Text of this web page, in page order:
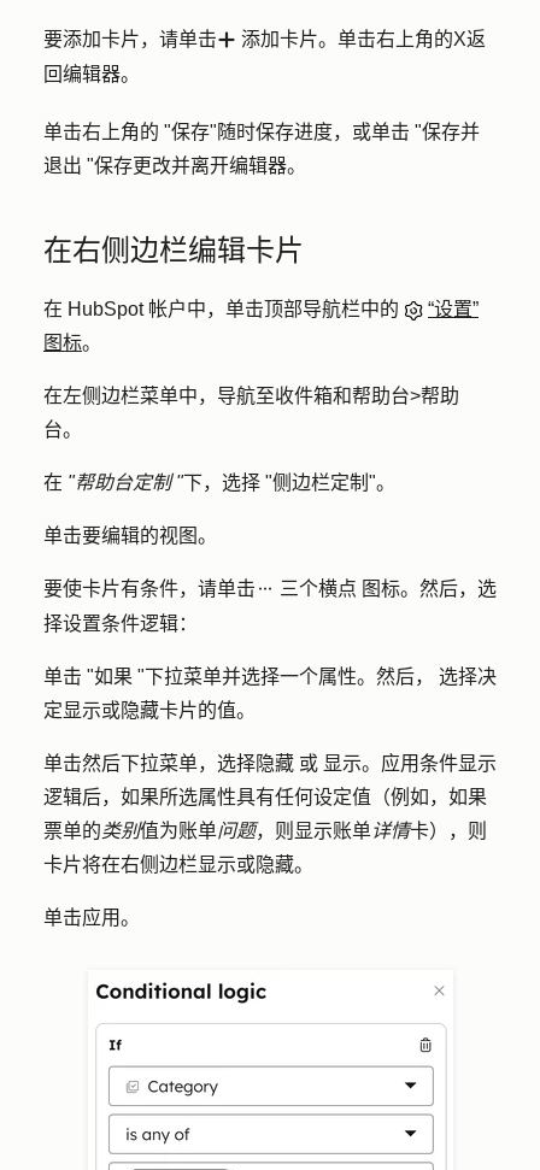
要添加卡片，请单击add 添加卡片。单击右上角的X返
回编辑器。
单击右上角的 "保存"随时保存进度，或单击 "保存并
退出 "保存更改并离开编辑器。
在右侧边栏编辑卡片
在 HubSpot 帐户中，单击顶部导航栏中的
“设置”
图标。
在左侧边栏菜单中，导航至收件箱和帮助台>帮助
台。
在 "帮助台定制 "下，选择 "侧边栏定制"。
单击要编辑的视图。
要使卡片有条件，请单击 ellipses 三个横点 图标。然后，选
择设置条件逻辑：
单击 "如果 "下拉菜单并选择一个属性。然后，
选择决
定显示或隐藏卡片的值。
单击然后下拉菜单，选择隐藏 或 显示。 应用条件显示
逻辑后，如果所选属性具有任何设定值（例如，如果
票单的类别值为账单问题，则显示账单详情卡），则
卡片将在右侧边栏显示或隐藏。
单击应用。